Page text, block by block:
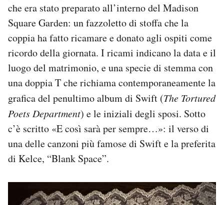
che era stato preparato all’interno del Madison
Square Garden: un fazzoletto di stoffa che la
coppia ha fatto ricamare e donato agli ospiti come
ricordo della giornata. I ricami indicano la data e il
luogo del matrimonio, e una specie di stemma con
una doppia T che richiama contemporaneamente la
grafica del penultimo album di Swift (The Tortured
Poets Department) e le iniziali degli sposi. Sotto
c’è scritto «E così sarà per sempre…»: il verso di
una delle canzoni più famose di Swift e la preferita
di Kelce, “Blank Space”.